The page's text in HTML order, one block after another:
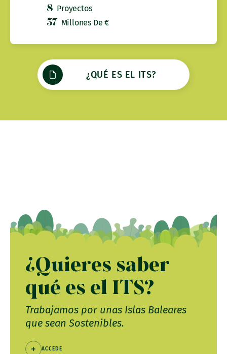
8 Proyectos
37 Millones De €
¿QUÉ ES EL ITS?
¿Quieres saber
qué es el ITS?
Trabajamos por unas Islas Baleares
que sean Sostenibles.
ACCEDE